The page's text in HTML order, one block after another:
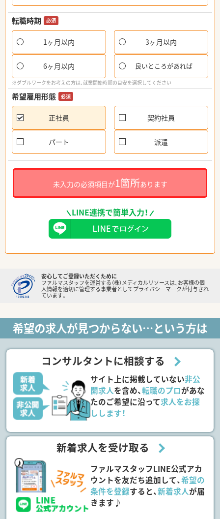
転職時期 必須
1ヶ月以内 3ヶ月以内
6ヶ月以内 良いところがあれば
※ダブルワークをお考えの方は、就業開始時期の目安を選択してください
希望雇用形態 必須
正社員 契約社員
パート 派遣
未入力の必須項目が1箇所あります
LINE連携で簡単入力！
安心してご登録いただくために
ファルマスタッフを運営する（株）メディカルリソースは、お客様の個
人情報を適切に管理する事業者としてプライバシーマークが付与され
ています。
希望の求人が見つからない…という方は
コンサルタントに相談する
サイト上に掲載していない非公
開求人を含め、転職のプロがあな
たのご希望に沿って求人をお探
しします！
新着求人を受け取る
ファルマスタッフLINE公式アカ
ウントを友だち追加して、希望の
条件を登録すると、新着求人が届
きます♪